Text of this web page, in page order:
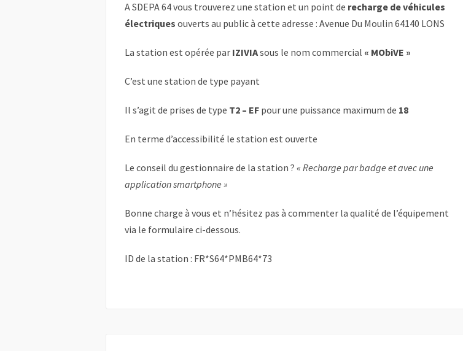
A SDEPA 64 vous trouverez une station et un point de recharge de véhicules
électriques ouverts au public à cette adresse : Avenue Du Moulin 64140 LONS
La station est opérée par IZIVIAsous le nom commercial « MObiVE »
C’est une station de type payant
Il s’agit de prises de type T2 – EF pour une puissance maximum de 18
En terme d’accessibilité le station est ouverte
Le conseil du gestionnaire de la station ? « Recharge par badge et avec une
application smartphone »
Bonne charge à vous et n’hésitez pas à commenter la qualité de l’équipement
via le formulaire ci-dessous.
ID de la station : FR*S64*PMB64*73